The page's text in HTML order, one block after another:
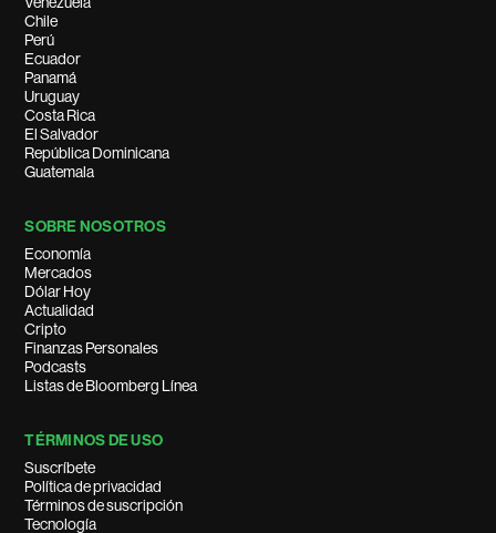
Chile
Perú
Ecuador
Panamá
Uruguay
Costa Rica
El Salvador
República Dominicana
Guatemala
SOBRE NOSOTROS
Economía
Mercados
Dólar Hoy
Actualidad
Cripto
Finanzas Personales
Podcasts
Listas de Bloomberg Línea
TÉRMINOS DE USO
Suscríbete
Política de privacidad
Términos de suscripción
Tecnología